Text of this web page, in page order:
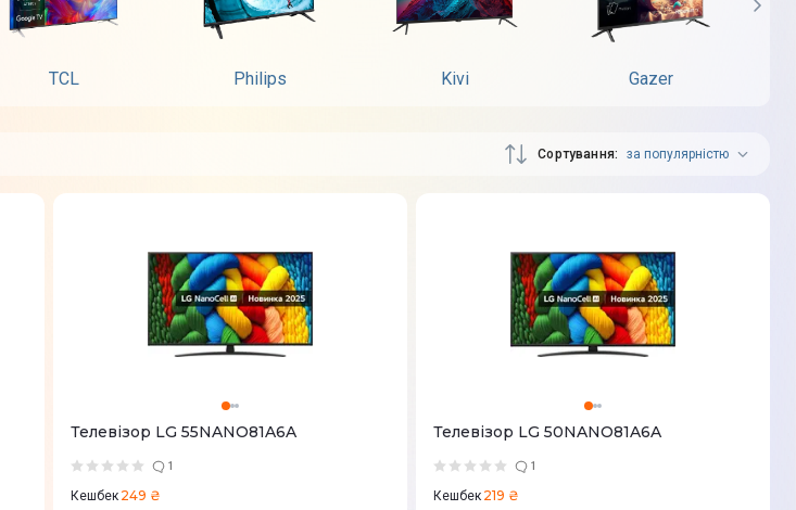
TCL Philips Kivi Gazer
Сортування за популярністю
Телевізор LG 55NANO81A6A
1
Кешбек 249 ₴
Телевізор LG 50NANO81A6A
1
Кешбек 219 ₴